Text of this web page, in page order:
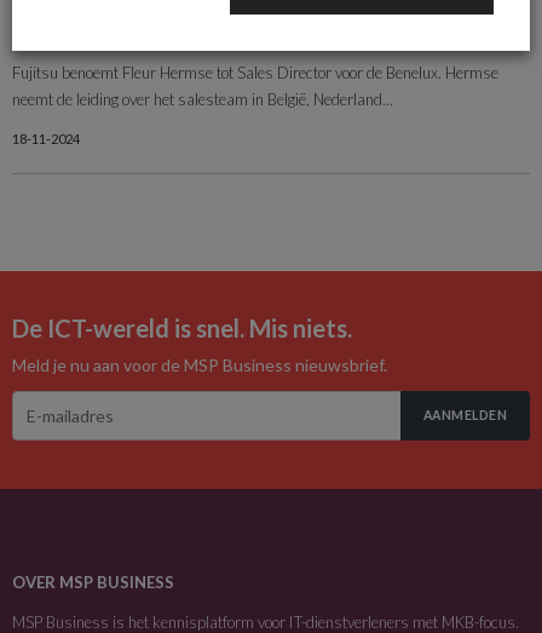
Fujitsu benoemt Fleur Hermse tot Sales Director voor de Benelux. Hermse
neemt de leiding over het salesteam in België, Nederland...
18-11-2024
De ICT-wereld is snel. Mis niets.
Meld je nu aan voor de MSP Business nieuwsbrief.
AANMELDEN
OVER MSP BUSINESS
MSP Business is het kennisplatform voor IT-dienstverleners met MKB-focus.